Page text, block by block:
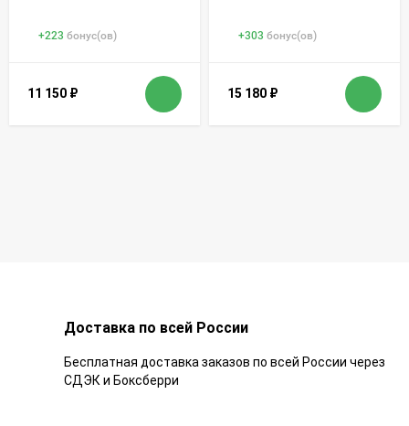
+223 бонус(ов)
11 150 ₽
+303 бонус(ов)
15 180 ₽
Доставка по всей России
Бесплатная доставка заказов по всей России через
СДЭК и Боксберри